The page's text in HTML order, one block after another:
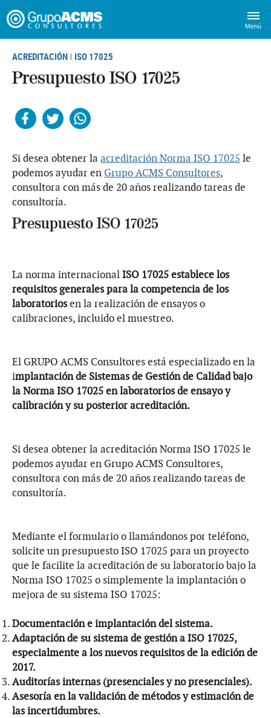
Menú
ACREDITACIÓN | ISO 17025
Presupuesto ISO 17025
Si desea obtener la acreditación Norma ISO 17025 le
podemos ayudar en Grupo ACMS Consultores,
consultora con más de 20 años realizando tareas de
consultoría.
Presupuesto ISO 17025
La norma internacionalISO 17025 establece los
requisitos generales para la competencia de los
laboratoriosen la realización de ensayos o
calibraciones, incluido el muestreo.
El GRUPO ACMS Consultores está especializado en la
implantación de Sistemas de Gestión de Calidad bajo
la Norma ISO 17025 en laboratorios de ensayo y
calibración y su posterior acreditación.
Si desea obtener la acreditación Norma ISO 17025 le
podemos ayudar en Grupo ACMS Consultores,
consultora con más de 20 años realizando tareas de
consultoría.
Mediante el formulario o llamándonos por teléfono,
solicite un presupuesto ISO 17025 para un proyecto
que le facilite la acreditación de su laboratorio bajo la
Norma ISO 17025 o simplemente la implantación o
mejora de su sistema ISO 17025:
Documentación e implantación del sistema.
Adaptación de su sistema de gestión a ISO 17025,
especialmente a los nuevos requisitos de la edición de
2017.
Auditorías internas (presenciales y no presenciales).
Asesoría en la validación de métodos y estimación de
las incertidumbres.